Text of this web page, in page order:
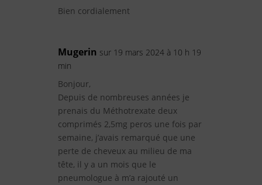
Bien cordialement
Mugerin sur 19 mars 2024 à 10 h 19
min
Bonjour,
Depuis de nombreuses années je
prenais du Méthotrexate deux
comprimés 2,5mg peros une fois par
semaine, j’avais remarqué que une
perte de cheveux au milieu de ma
tête, il y a un mois que le
pneumologue à m’a rajouté un